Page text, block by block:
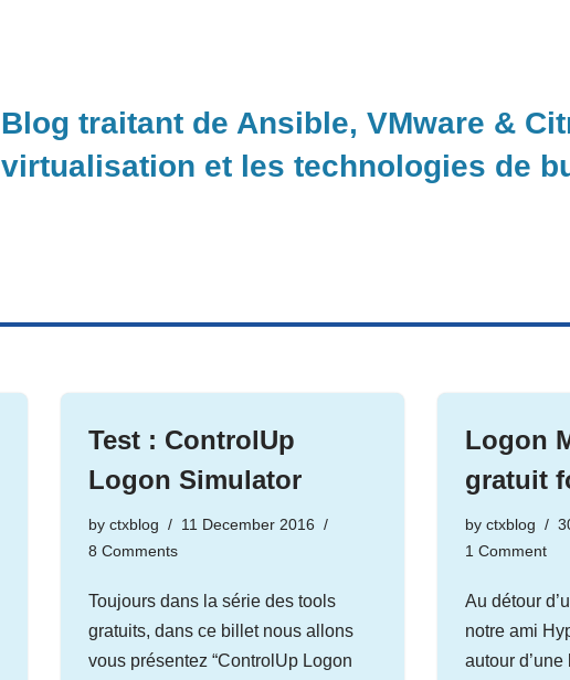
Blog traitant de Ansible, VMware &
virtualisation et les technologies de
Test : ControlUp
Logon Simulator
byctxblog
11 December 2016
8 Comments
Toujours dans la série des tools
gratuits, dans ce billet nous allons
vous présentez “ControlUp Logon
Logon
gratuit
by ctxblog
1 Comment
Au détour
notre ami
autour